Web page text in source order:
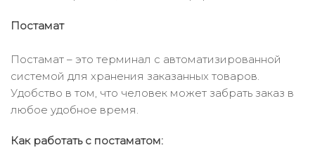
Постамат
Постамат – это терминал с автоматизированной
системой для хранения заказанных товаров.
Удобство в том, что человек может забрать заказ в
любое удобное время.
Как работать с постаматом: